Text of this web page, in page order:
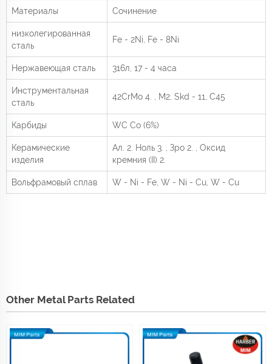
Материалы Сочинение
низколегированная
сталь
Fe - 2Ni, Fe - 8Ni
Нержавеющая сталь 316л, 17 - 4 часа
Инструментальная
сталь
42CrMo 4. , M2, Skd - 11, C45
Карбиды WC Co (6%)
Керамические
изделия
Ал. 2. Ноль 3. , Зро 2.
, Оксид
кремния (II) 2.
Вольфрамовый сплав W - Ni - Fe, W - Ni - Cu, W - Cu
Other Metal Parts Related